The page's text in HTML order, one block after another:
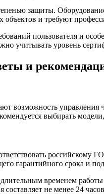
защиты.
и требуют
пользователя и
учитывать уровень
и
возможность
выбирать
гарантийного срока и
временем
не менее 24